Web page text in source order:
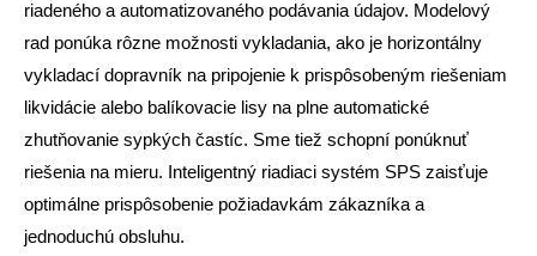
riadeného a automatizovaného podávania údajov. Modelový
rad ponúka rôzne možnosti vykladania, ako je horizontálny
vykladací dopravník na pripojenie k prispôsobeným riešeniam
likvidácie alebo balíkovacie lisy na plne automatické
zhutňovanie sypkých častíc. Sme tiež schopní ponúknuť
riešenia na mieru. Inteligentný riadiaci systém SPS zaisťuje
optimálne prispôsobenie požiadavkám zákazníka a
jednoduchú obsluhu.